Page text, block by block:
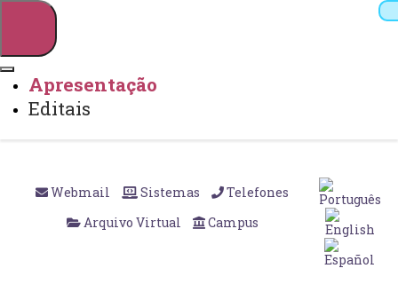
Webmail Sistemas
Telefones
Arquivo Virtual
Campus
Apresentação
Editais